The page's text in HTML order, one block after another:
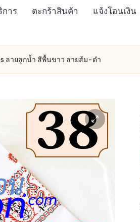
าร ตะกร้าสินค้า แจ้งโอนเงิน
ลายลูกน้ำ สีพื้นขาว ลายส้ม-ดำ